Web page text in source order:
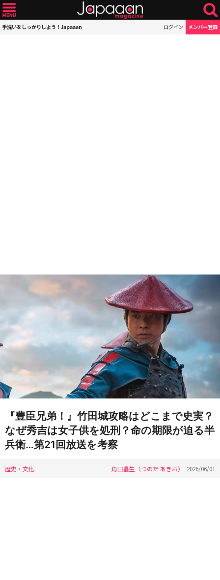
手洗いをしっかりしよう！Japaaan ログイン メンバー登録
『豊臣兄弟！』竹田城攻略はどこまで史実？
なぜ秀吉は女子供を処刑？命の期限が迫る半
兵衛…第21回放送を考察
歴史・文化 角田晶生（つのだ あきお） 2026/06/01